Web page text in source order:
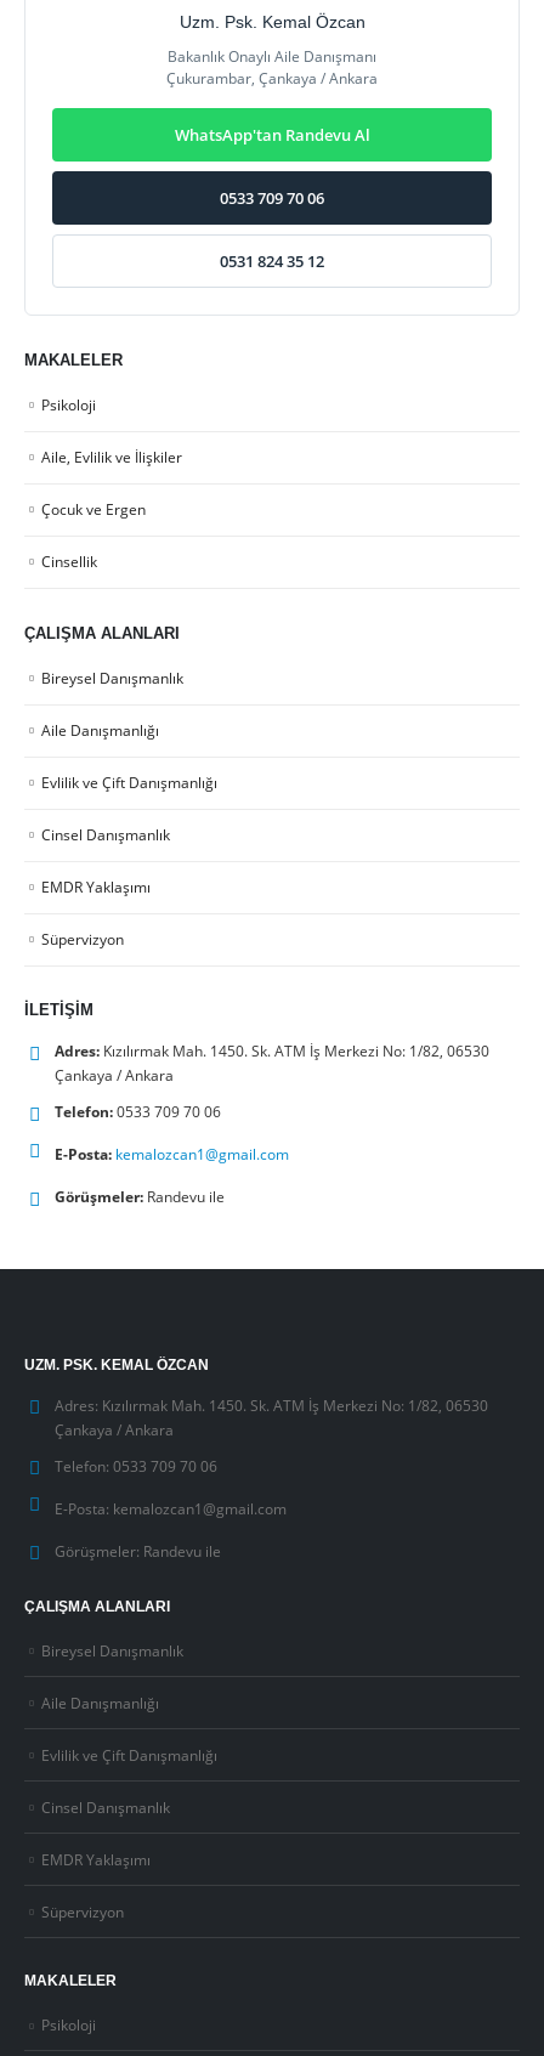
Uzm. Psk. Kemal Özcan
Bakanlık Onaylı Aile Danışmanı
Çukurambar, Çankaya / Ankara
WhatsApp'tan Randevu Al
0533 709 70 06
0531 824 35 12
MAKALELER
Psikoloji
Aile, Evlilik ve İlişkiler
Çocuk ve Ergen
Cinsellik
ÇALIŞMA ALANLARI
Bireysel Danışmanlık
Aile Danışmanlığı
Evlilik ve Çift Danışmanlığı
Cinsel Danışmanlık
EMDR Yaklaşımı
Süpervizyon
İLETIŞIM
Adres: Kızılırmak Mah. 1450. Sk. ATM İş Merkezi No: 1/82, 06530
Çankaya / Ankara
Telefon:0533 709 70 06
E-Posta: kemalozcan1@gmail.com
Görüşmeler: Randevu ile
UZM. PSK. KEMAL ÖZCAN
Adres: Kızılırmak Mah. 1450. Sk. ATM İş Merkezi No: 1/82, 06530
Çankaya / Ankara
Telefon: 0533 709 70 06
E-Posta: kemalozcan1@gmail.com
Görüşmeler: Randevu ile
ÇALIŞMA ALANLARI
Bireysel Danışmanlık
Aile Danışmanlığı
Evlilik ve Çift Danışmanlığı
Cinsel Danışmanlık
EMDR Yaklaşımı
Süpervizyon
MAKALELER
Psikoloji